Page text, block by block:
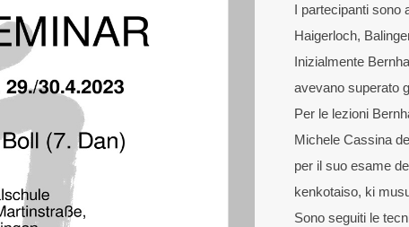
I partecipanti
Haigerloch,
Inizialmente
avevano superato
Per le lezioni
Michele Cassina
per il suo esame
kenkotaiso, ki
Sono seguiti le